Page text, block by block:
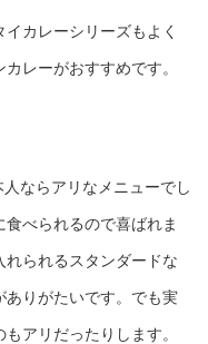
カレーシリーズもよく
レーがおすすめです。
ならアリなメニューでし
べられるので喜ばれま
られるスタンダードな
ありがたいです。でも実
アリだったりします。